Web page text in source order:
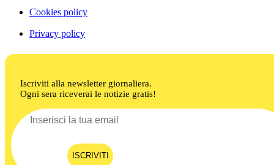
Cookies policy
Privacy policy
Iscriviti alla newsletter giornaliera.
Ogni sera riceverai le notizie gratis!
ISCRIVITI